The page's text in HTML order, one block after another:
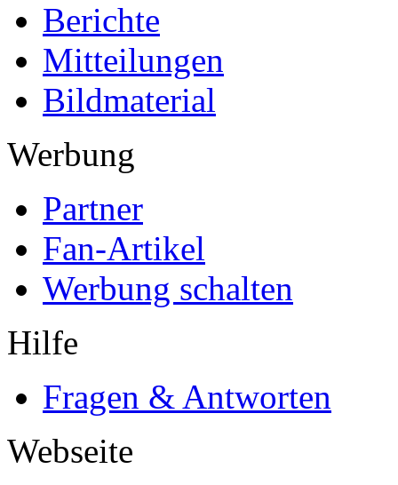
Berichte
Mitteilungen
Bildmaterial
Werbung
Partner
Fan-Artikel
Werbung schalten
Hilfe
Fragen & Antworten
Webseite